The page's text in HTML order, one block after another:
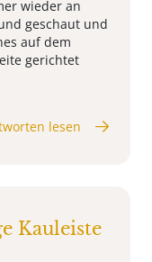
wieder an
geschaut und
auf dem
gerichtet
lesen
Kauleiste